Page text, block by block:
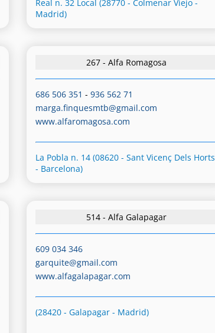
Real n. 32 Local (28770 - Colmenar Viejo -
Madrid)
267 - Alfa Romagosa
686 506 351 -936 562 71
marga.finquesmtb@gmail.com
www.alfaromagosa.com
La Pobla n. 14 (08620 - Sant Vicenç Dels Horts
- Barcelona)
514 - Alfa Galapagar
609 034 346
garquite@gmail.com
www.alfagalapagar.com
(28420 - Galapagar - Madrid)